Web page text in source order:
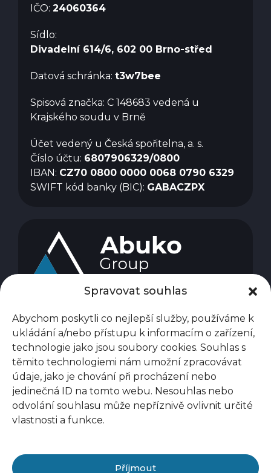
Spravovat souhlas
Abychom poskytli co nejlepší služby, používáme k
ukládání a/nebo přístupu k informacím o zařízení,
technologie jako jsou soubory cookies. Souhlas s
těmito technologiemi nám umožní zpracovávat
údaje, jako je chování při procházení nebo
jedinečná ID na tomto webu. Nesouhlas nebo
odvolání souhlasu může nepříznivě ovlivnit určité
vlastnosti a funkce.
Příjmout
IČO: 24060364
Sídlo:
Divadelní 614/6, 602 00 Brno-střed
Datová schránka: t3w7bee
Spisová značka: C 148683 vedená u
Krajského soudu v Brně
Účet vedený u Česká spořitelna, a. s.
Číslo účtu: 6807906329/0800
IBAN: CZ70 0800 0000 0068 0790 6329
SWIFT kód banky (BIC): GABACZPX